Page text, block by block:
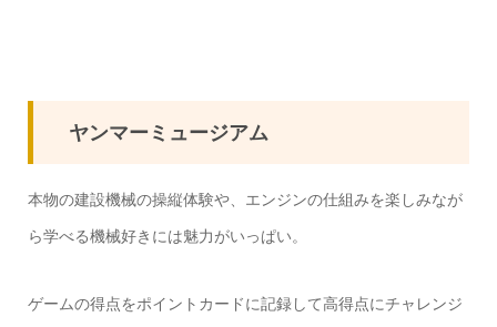
ヤンマーミュージアム
本物の建設機械の操縦体験や、エンジンの仕組みを楽しみなが
ら学べる機械好きには魅力がいっぱい。
ゲームの得点をポイントカードに記録して高得点にチャレンジ